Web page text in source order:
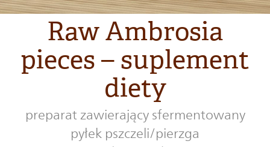
Raw Ambrosia
pieces – suplement
diety
preparat zawierający sfermentowany
pyłek pszczeli/pierzga